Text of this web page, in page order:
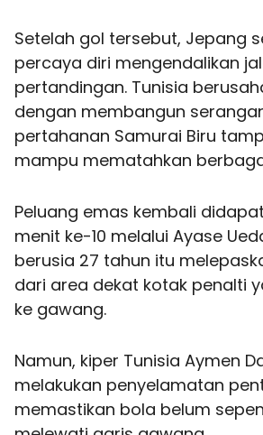
Setelah gol tersebut, Jepang
percaya diri mengendalikan
pertandingan. Tunisia
dengan membangun
pertahanan Samurai Biru
mampu mematahkan
Peluang emas kembali
menit ke-10 melalui Ayase
berusia 27 tahun itu
dari area dekat kotak penalti
ke gawang.
Namun, kiper Tunisia Aymen
melakukan penyelamatan
memastikan bola belum